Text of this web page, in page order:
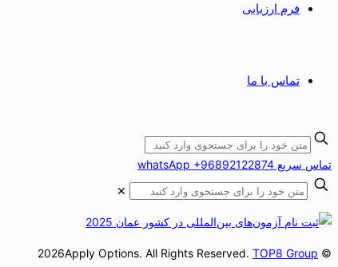
فرم ارزیابی
تماس با ما
تماس سریع whatsApp +96892122874
✕
© 2026Apply Options. All Rights Reserved.
TOP8 Group